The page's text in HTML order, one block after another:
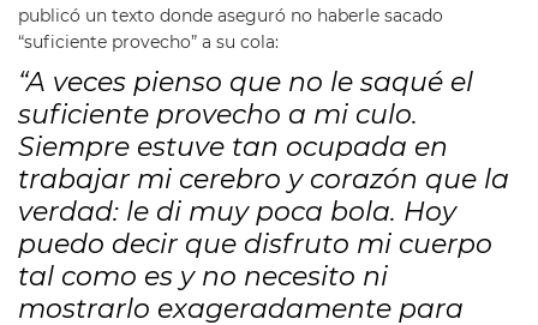
publicó un texto donde aseguró no haberle sacado
“suficiente provecho” a su cola:
“A veces pienso que no le saqué el
suficiente provecho a mi culo.
Siempre estuve tan ocupada en
trabajar mi cerebro y corazón que la
verdad: le di muy poca bola. Hoy
puedo decir que disfruto mi cuerpo
tal como es y no necesito ni
mostrarlo exageradamente para